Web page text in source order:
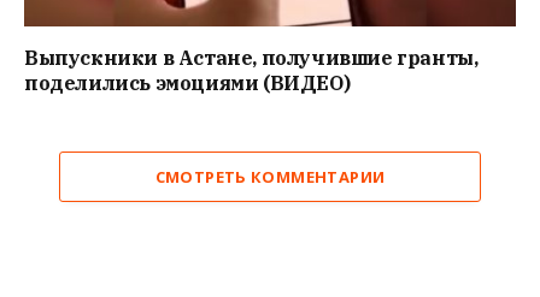
Выпускники в Астане, получившие гранты,
поделились эмоциями (ВИДЕО)
СМОТРЕТЬ КОММЕНТАРИИ